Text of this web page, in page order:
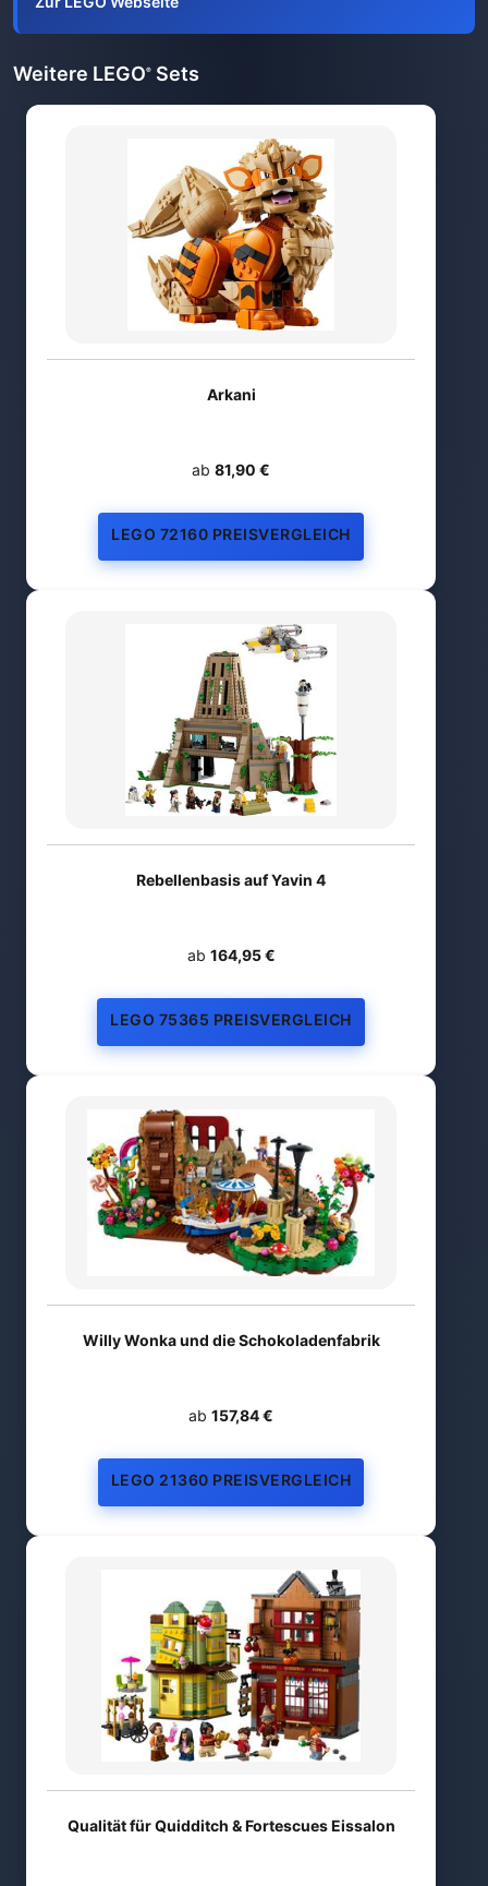
Weitere LEGO® Sets
Arkani
ab 81,90 €
LEGO 72160 PREISVERGLEICH
Rebellenbasis auf Yavin 4
ab 164,95 €
LEGO 75365 PREISVERGLEICH
Willy Wonka und die Schokoladenfabrik
ab 157,84 €
LEGO 21360 PREISVERGLEICH
Qualität für Quidditch & Fortescues Eissalon